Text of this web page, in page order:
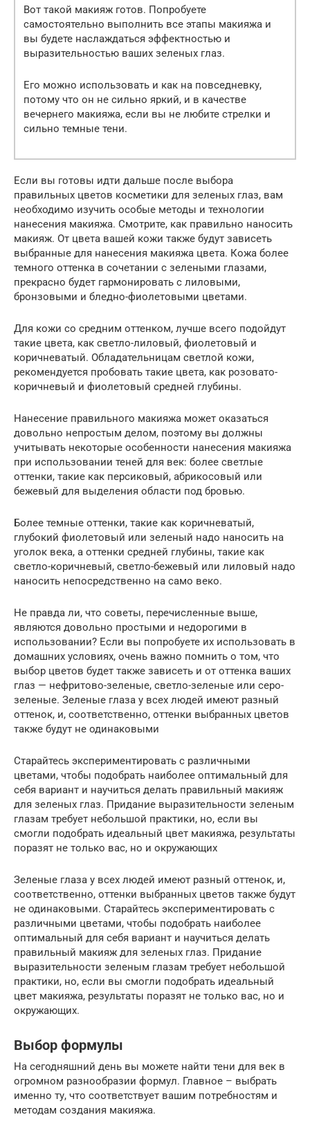
Вот такой макияж готов. Попробуете
самостоятельно выполнить все этапы макияжа и
вы будете наслаждаться эффектностью и
выразительностью ваших зеленых глаз.
Его можно использовать и как на повседневку,
потому что он не сильно яркий, и в качестве
вечернего макияжа, если вы не любите стрелки и
сильно темные тени.
Если вы готовы идти дальше после выбора
правильных цветов косметики для зеленых глаз, вам
необходимо изучить особые методы и технологии
нанесения макияжа. Смотрите, как правильно наносить
макияж. От цвета вашей кожи также будут зависеть
выбранные для нанесения макияжа цвета. Кожа более
темного оттенка в сочетании с зелеными глазами,
прекрасно будет гармонировать с лиловыми,
бронзовыми и бледно-фиолетовыми цветами.
Для кожи со средним оттенком, лучше всего подойдут
такие цвета, как светло-лиловый, фиолетовый и
коричневатый. Обладательницам светлой кожи,
рекомендуется пробовать такие цвета, как розовато-
коричневый и фиолетовый средней глубины.
Нанесение правильного макияжа может оказаться
довольно непростым делом, поэтому вы должны
учитывать некоторые особенности нанесения макияжа
при использовании теней для век: более светлые
оттенки, такие как персиковый, абрикосовый или
бежевый для выделения области под бровью.
Более темные оттенки, такие как коричневатый,
глубокий фиолетовый или зеленый надо наносить на
уголок века, а оттенки средней глубины, такие как
светло-коричневый, светло-бежевый или лиловый надо
наносить непосредственно на само веко.
Не правда ли, что советы, перечисленные выше,
являются довольно простыми и недорогими в
использовании? Если вы попробуете их использовать в
домашних условиях, очень важно помнить о том, что
выбор цветов будет также зависеть и от оттенка ваших
глаз — нефритово-зеленые, светло-зеленые или серо-
зеленые. Зеленые глаза у всех людей имеют разный
оттенок, и, соответственно, оттенки выбранных цветов
также будут не одинаковыми
Старайтесь экспериментировать с различными
цветами, чтобы подобрать наиболее оптимальный для
себя вариант и научиться делать правильный макияж
для зеленых глаз. Придание выразительности зеленым
глазам требует небольшой практики, но, если вы
смогли подобрать идеальный цвет макияжа, результаты
поразят не только вас, но и окружающих
Зеленые глаза у всех людей имеют разный оттенок, и,
соответственно, оттенки выбранных цветов также будут
не одинаковыми. Старайтесь экспериментировать с
различными цветами, чтобы подобрать наиболее
оптимальный для себя вариант и научиться делать
правильный макияж для зеленых глаз. Придание
выразительности зеленым глазам требует небольшой
практики, но, если вы смогли подобрать идеальный
цвет макияжа, результаты поразят не только вас, но и
окружающих.
Выбор формулы
На сегодняшний день вы можете найти тени для век в
огромном разнообразии формул. Главное – выбрать
именно ту, что соответствует вашим потребностям и
методам создания макияжа.